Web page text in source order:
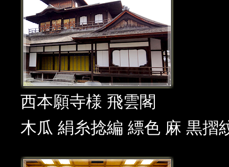
西本願寺様 飛雲閣
木瓜 絹糸捻編 縹色 麻 黒摺